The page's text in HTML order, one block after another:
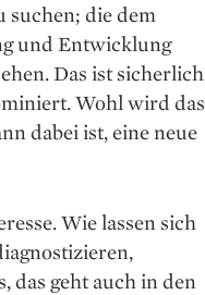
suchen; die dem
und Entwicklung
Das ist sicherlich
Wohl wird das
dabei ist, eine neue
Wie lassen sich
das geht auch in den